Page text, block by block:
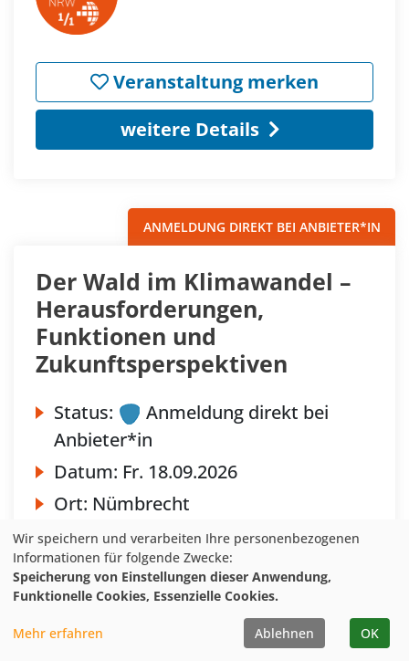
Veranstaltung merken
weitere Details
ANMELDUNG DIREKT BEI ANBIETER*IN
Der Wald im Klimawandel –
Herausforderungen,
Funktionen und
Zukunftsperspektiven
Status:
Anmeldung direkt bei
Anbieter*in
Datum: Fr. 18.09.2026
Ort: Nümbrecht
Anbieter*in:Regionalzentrum
Landschaftshaus, Bergische Agentur
für Kulturlandschaft BAK gGmbH in
Kooperation, der Biologischen
Station, dem Förster Christoph
Wir speichern und verarbeiten Ihre personenbezogenen
Informationen für folgende Zwecke:
Speicherung von Einstellungen dieser Anwendung,
Funktionelle Cookies, Essenzielle Cookies.
Mehr erfahren Ablehnen OK